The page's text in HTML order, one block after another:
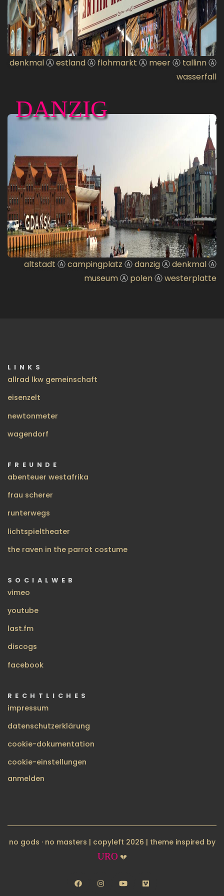
denkmalⒶestlandⒶ flohmarkt Ⓐ meerⒶ tallinnⒶ
wasserfall
DANZIG
altstadt Ⓐcampingplatz ⒶdanzigⒶdenkmalⒶ
museumⒶ polenⒶwesterplatte
LINKS
allrad lkw gemeinschaft
eisenzelt
newtonmeter
wagendorf
FREUNDE
abenteuer westafrika
frau scherer
runterwegs
lichtspieltheater
the raven in the parrot costume
SOCIALWEB
vimeo
youtube
last.fm
discogs
facebook
RECHTLICHES
impressum
datenschutzerklärung
cookie-dokumentation
cookie-einstellungen
BENUTZERMENÜ
anmelden
no gods · no masters | copyleft 2026 | theme inspired by
URO 💔
facebookinstagramyoutubevimeo